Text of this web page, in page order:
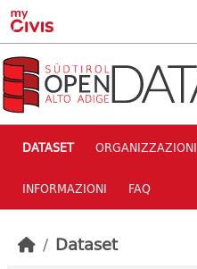
Skip to main content
DATASET ORGANIZZAZIONI
INFORMAZIONI FAQ
Dataset